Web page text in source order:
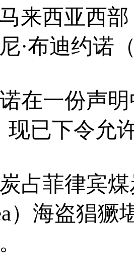
来西亚西
·布迪约诺
在一份声明
现已下令允
占菲律宾煤
）海盗猖